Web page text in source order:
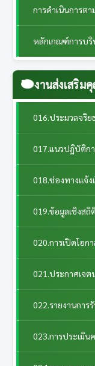
การดำเนินการต
หลักเกณฑ์การบ
งานส่งเสริม
016.ประมวลจริย
017.แนวปฏิบัติก
018.ช่องทางแจ้
019.ข้อมูลเชิงส
020.การเปิดโอก
021.ประกาศเจต
022.รายงานกา
023.การประเมิน